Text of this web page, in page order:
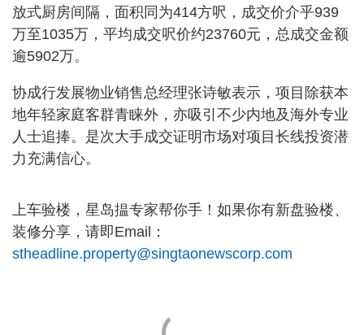
放式厨房间隔，面积同为414方呎，成交价介乎939
万至1035万，平均成交呎价约23760元，总成交金额
逾5902万。
协成行发展物业销售总经理张诗敏表示，项目除获本
地年轻家庭客群青睐外，亦吸引不少内地及海外专业
人士追捧。是次大手成交证明市场对项目长线投资潜
力充满信心。
上车验楼，星岛揾专家帮你手！如果你有新盘验楼、
装修分享，请即Email：
stheadline.property@singtaonewscorp.com